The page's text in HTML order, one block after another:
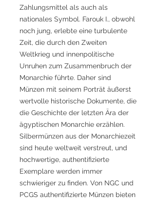
Zahlungsmittel als auch als
nationales Symbol. Farouk I., obwohl
noch jung, erlebte eine turbulente
Zeit, die durch den Zweiten
Weltkrieg und innenpolitische
Unruhen zum Zusammenbruch der
Monarchie führte. Daher sind
Münzen mit seinem Porträt äußerst
wertvolle historische Dokumente, die
die Geschichte der letzten Ära der
ägyptischen Monarchie erzählen.
Silbermünzen aus der Monarchiezeit
sind heute weltweit verstreut, und
hochwertige, authentifizierte
Exemplare werden immer
schwieriger zu finden. Von NGC und
PCGS authentifizierte Münzen bieten